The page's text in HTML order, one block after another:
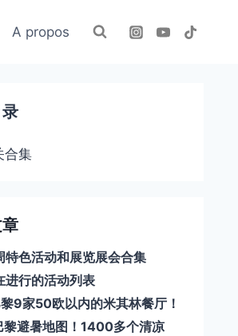
A propos
合集
特色活动和展览展会合集
进行的活动列表
9家50欧以内的米其林餐厅！
避暑地图！1400多个清凉